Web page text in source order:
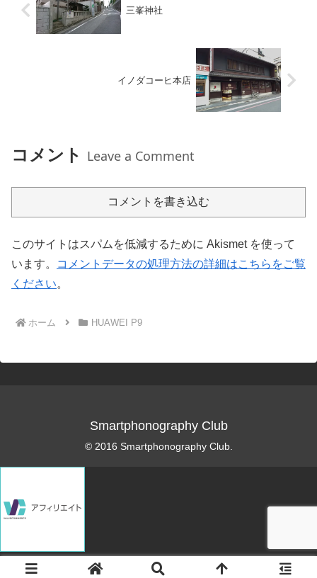
三峯神社
イノダコーヒ本店
コメント Leave a Comment
コメントを書き込む
このサイトはスパムを低減するために Akismet を使って
います。
コメントデータの処理方法の詳細はこちらをご覧
ください。
ホーム HUAWEI P9
Smartphonography Club
© 2016 Smartphonography Club.